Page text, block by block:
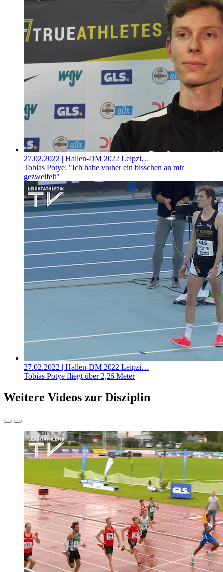
27.02.2022 | Hallen-DM 2022 Leipzi…
Tobias Potye: "Ich habe vorher ein bisschen an mir
gezweifelt"
27.02.2022 | Hallen-DM 2022 Leipzi…
Tobias Potye fliegt über 2,26 Meter
Weitere Videos zur Disziplin